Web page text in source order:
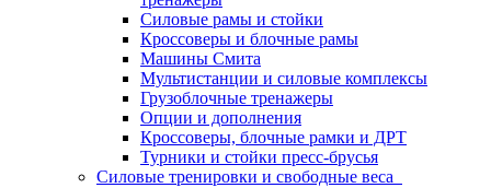
Силовые рамы и стойки
Кроссоверы и блочные рамы
Машины Смита
Мультистанции и силовые комплексы
Грузоблочные тренажеры
Опции и дополнения
Кроссоверы, блочные рамки и ДРТ
Турники и стойки пресс-брусья
Силовые тренировки и свободные веса